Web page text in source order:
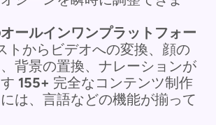
ールインワンプラットフォー
トからビデオへの変換、顔の
背景の置換、ナレーションが
155+ 完全なコンテンツ制作
は、言語などの機能が揃って